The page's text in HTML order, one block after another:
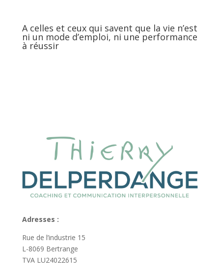
A celles et ceux qui savent que la vie n’est
ni un mode d’emploi, ni une performance
à réussir
Adresses :
Rue de l’industrie 15
L-8069 Bertrange
TVA LU24022615